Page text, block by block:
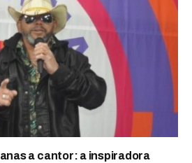
a cantor: a inspiradora